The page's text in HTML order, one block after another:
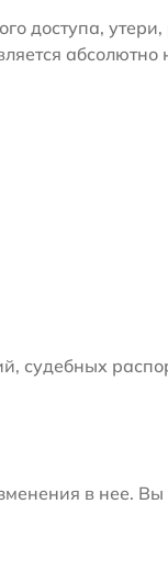
доступа,
судебных
в нее. Вы